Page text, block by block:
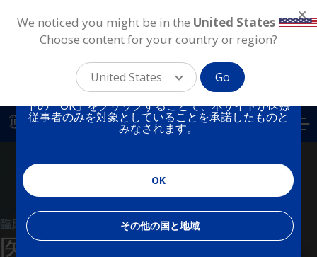
本サイトは、日本の医療従
事者を対象としています。
下の「OK」をクリックすることで、本サイトが医療
従事者のみを対象としていることを承諾したものと
みなされます。
OK
その他の国と地域
Skip
toJP
臨床研究
医師主導研究
We noticed you might be in the United States
.
Choose content for your country or region?
United States Go